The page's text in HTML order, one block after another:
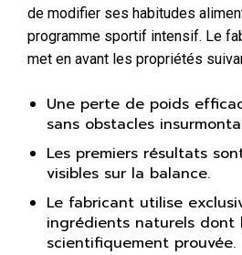
de modifier ses habitudes
programme sportif intensif. Le
met en avant les propriétés
Une perte de poids
sans obstacles
Les premiers résultats
visibles sur la balance.
Le fabricant utilise
ingrédients naturels dont
scientifiquement prouvée.